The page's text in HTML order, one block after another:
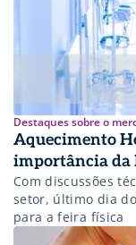
Destaques sobre o
Aquecimento
importância da
Com discussões
setor, último dia
para a feira física